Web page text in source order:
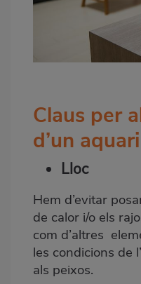
Claus per
d’un aquari
Lloc
Hem d’evitar
de calor i/o els
com d’altres
les condicions de
als peixos.